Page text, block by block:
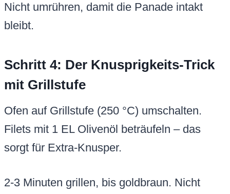
Nicht umrühren, damit die Panade intakt
bleibt.
Schritt 4: Der Knusprigkeits-Trick
mit Grillstufe
Ofen auf Grillstufe (250 °C) umschalten.
Filets mit 1 EL Olivenöl beträufeln – das
sorgt für Extra-Knusper.
2-3 Minuten grillen, bis goldbraun. Nicht